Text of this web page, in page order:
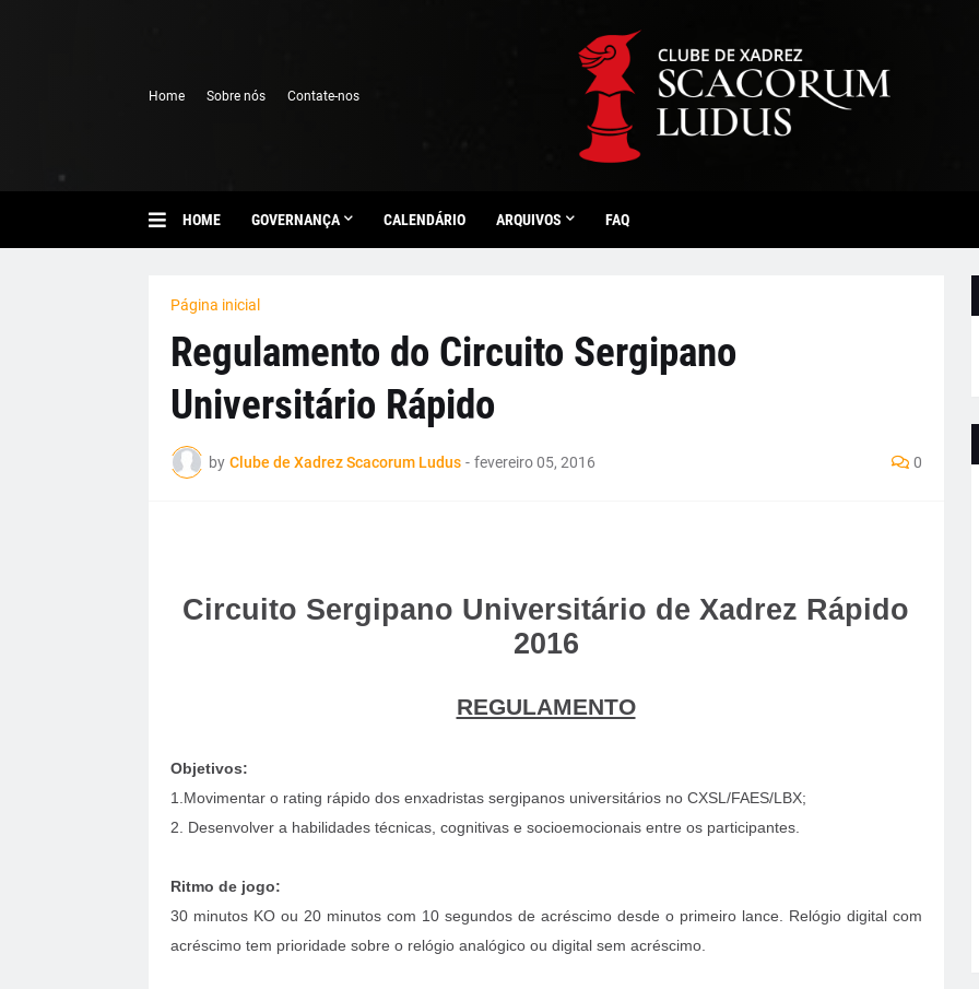
Home Sobre nós Contate-nos
HOME GOVERNANÇA CALENDÁRIO ARQUIVOS FAQ
Página inicial
Regulamento do Circuito Sergipano
Universitário Rápido
by Clube de Xadrez Scacorum Ludus - fevereiro 05, 2016 0
Circuito Sergipano Universitário de Xadrez Rápido
2016
REGULAMENTO
Objetivos:
1.Movimentar o rating rápido dos enxadristas sergipanos universitários no CXSL/FAES/LBX;
2. Desenvolver a habilidades técnicas, cognitivas e socioemocionais entre os participantes.
Ritmo de jogo:
30 minutos KO ou 20 minutos com 10 segundos de acréscimo desde o primeiro lance. Relógio digital com
acréscimo tem prioridade sobre o relógio analógico ou digital sem acréscimo.